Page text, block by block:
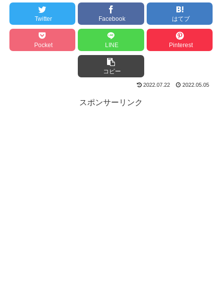
Twitter Facebook はてブ
Pocket LINE Pinterest
コピー
2022.07.22 2022.05.05
スポンサーリンク